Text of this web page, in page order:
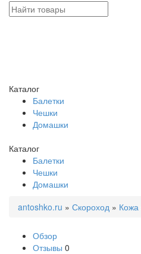
Каталог
Балетки
Чешки
Домашки
Каталог
Балетки
Чешки
Домашки
antoshko.ru » Скороход » Кожа
Обзор
Отзывы 0